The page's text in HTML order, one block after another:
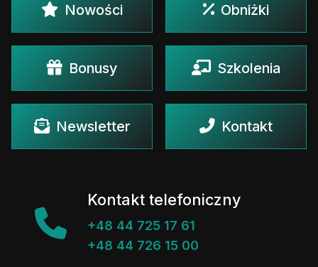
Nowości Obniżki
Bonusy Szkolenia
Newsletter Kontakt
Kontakt telefoniczny
+48 44 725 17 61
+48 44 726 15 00